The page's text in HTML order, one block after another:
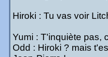
Hiroki : Tu vas voir
Yumi : T'inquiète pas,
Odd : Hiroki ? mais